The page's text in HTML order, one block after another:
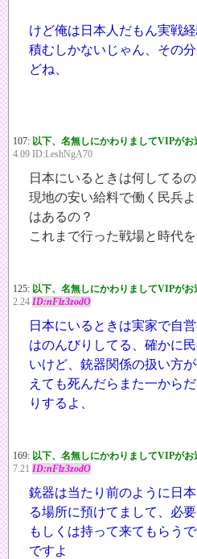
けど俺は日本人だもん実戦
積むしかないじゃん、その
どね、
107: 以下、名無しにかわりましてVIPがお
4.09 ID:LeshNgA70
日本にいるときは何してるの
現地の安い給料で働く民兵
はあるの？
これまで行った戦場と時代を
125: 以下、名無しにかわりましてVIPがお
2.24 ID:nFlz3zodO
日本にいるときは実家で自
はのんびりしてる、確かに
いけど、銃器関係の扱い方
えても死んだらまた一から
りするよ、
169: 以下、名無しにかわりましてVIPがお
7.21 ID:nFlz3zodO
銃器は当たり前のように日
る場所に預けてまして、必
もしくは持って来てもらう
ですよ